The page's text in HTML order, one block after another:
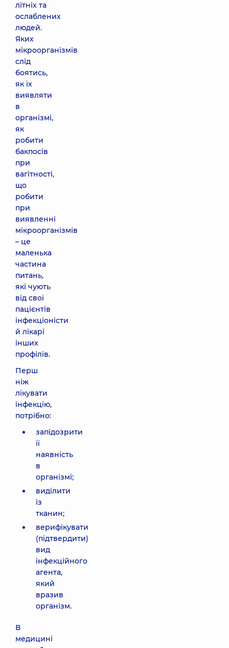
літніх та
ослаблених
людей.
Яких
мікроорганізмів
слід
боятись,
як їх
виявляти
в
організмі,
як
робити
бакпосів
при
вагітності,
що
робити
при
виявленні
мікроорганізмів
– це
маленька
частина
питань,
які чують
від свої
пацієнтів
інфекціоністи
й лікарі
інших
профілів.
Перш
ніж
лікувати
інфекцію,
потрібно:
запідозрити
її
наявність
в
організмі;
виділити
із
тканин;
верифікувати
(підтвердити)
вид
інфекційного
агента,
який
вразив
організм.
В
медицині